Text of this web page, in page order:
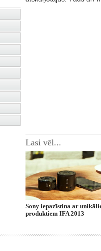
Lasi vēl...
Sony iepazīstina ar
produktiem IFA 2013